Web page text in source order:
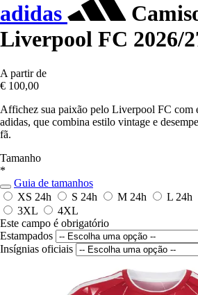
adidas
Liverpool FC 2026/
A partir de
€ 100,00
Affichez sua paixão pelo Liverpool FC com
adidas, que combina estilo vintage e
fã.
Tamanho
*
Guia de tamanhos
XS 24h S 24h M 24h L 24h
3XL
4XL
Este campo é obrigatório
Estampados
Insígnias oficiais